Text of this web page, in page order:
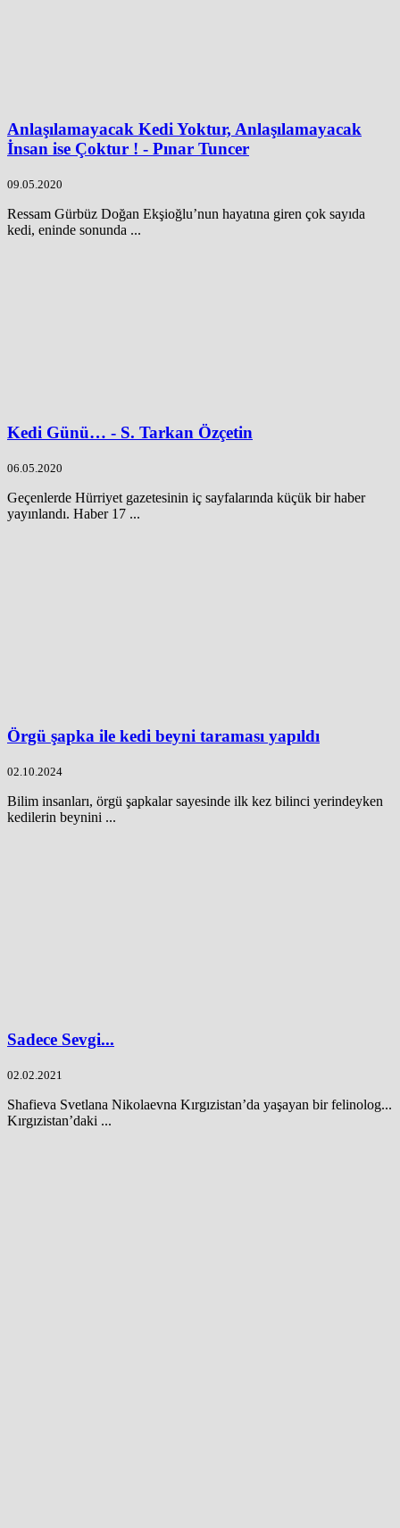
Anlaşılamayacak Kedi Yoktur, Anlaşılamayacak
İnsan ise Çoktur ! - Pınar Tuncer
09.05.2020
Ressam Gürbüz Doğan Ekşioğlu’nun hayatına giren çok sayıda
kedi, eninde sonunda ...
Kedi Günü… - S. Tarkan Özçetin
06.05.2020
Geçenlerde Hürriyet gazetesinin iç sayfalarında küçük bir haber
yayınlandı. Haber 17 ...
Örgü şapka ile kedi beyni taraması yapıldı
02.10.2024
Bilim insanları, örgü şapkalar sayesinde ilk kez bilinci yerindeyken
kedilerin beynini ...
Sadece Sevgi...
02.02.2021
Shafieva Svetlana Nikolaevna Kırgızistan’da yaşayan bir felinolog...
Kırgızistan’daki ...